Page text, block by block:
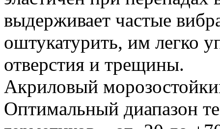
выдерживает частые
оштукатурить, им легко
отверстия и трещины.
Акриловый
Оптимальный диапазон